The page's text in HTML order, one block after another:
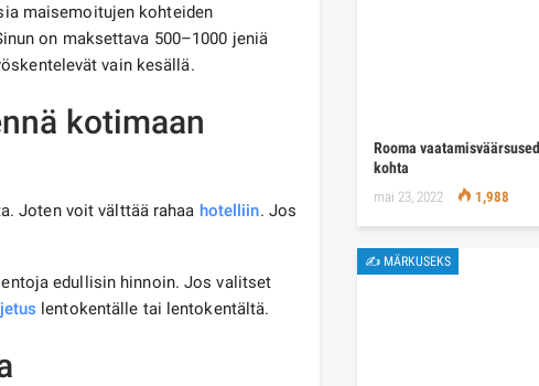
​​maisemoitujen kohteiden
on maksettava 500–1000 jeniä
vain kesällä.
kotimaan
Joten voit välttää rahaa hotelliin. Jos
edullisin hinnoin. Jos valitset
lentokentälle tai lentokentältä.
Rooma
kohta
mai 23, 2022 1,988
✍ MÄRKUSEKS